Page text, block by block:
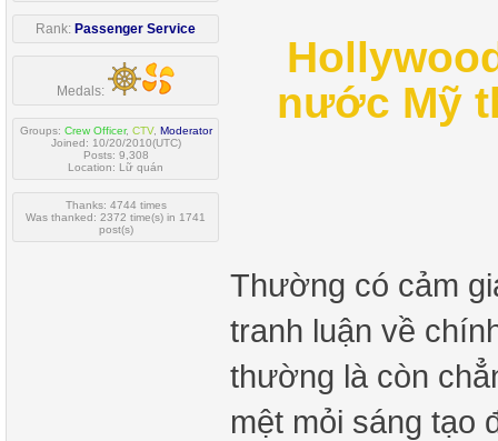
Rank: Passenger Service
Medals:
Groups: Crew Officer, CTV, Moderator
Joined: 10/20/2010(UTC)
Posts: 9,308
Location: Lữ quán
Thanks: 4744 times
Was thanked: 2372 time(s) in 1741
post(s)
nước Mỹ
Thường có cảm
tranh luận về
thường là còn
mệt mỏi sáng tạo